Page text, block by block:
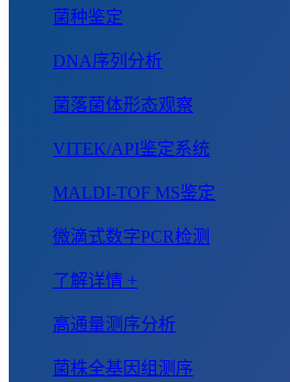
菌种鉴定
DNA序列分析
菌落菌体形态观察
VITEK/API鉴定系统
MALDI-TOF MS鉴定
微滴式数字PCR检测
了解详情 +
高通量测序分析
菌株全基因组测序